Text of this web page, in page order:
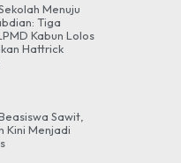
Menuju
Tiga
Kabun Lolos
Hattrick
Sawit,
Kini Menjadi